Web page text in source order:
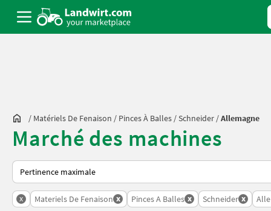
/ Matériels De Fenaison / Pinces À Balles /Schneider /Allemagne
Marché des machines
Voici comment les annonces sont triées sur Landwirt.com
x Materiels De Fenaison x Pinces A Balles x Schneider x